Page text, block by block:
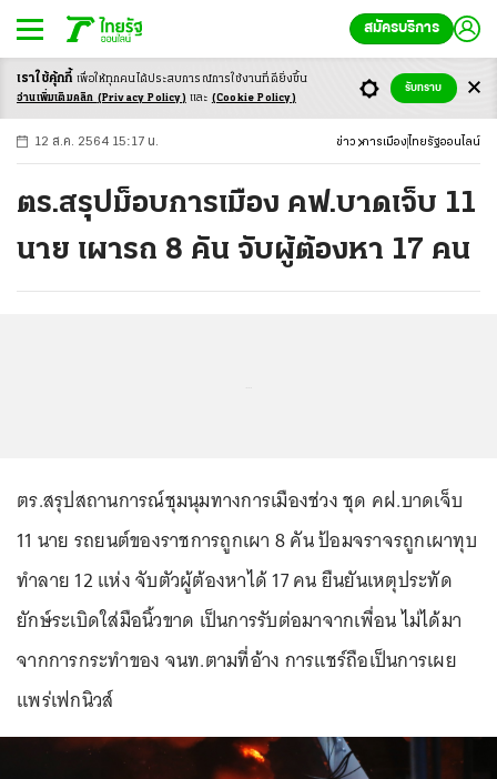
สมัครบริการ
-ก ก ก+
12 ส.ค. 2564 15:17 น. ข่าว การเมือง ไทยรัฐออนไลน์
ตร.สรุปม็อบการเมือง คฟ.บาดเจ็บ 11
นาย เผารถ 8 คัน จับผู้ต้องหา 17 คน
ตร.สรุปสถานการณ์ชุมนุมทางการเมืองช่วง ชุด คฝ.บาดเจ็บ
11 นาย รถยนต์ของราชการถูกเผา 8 คัน ป้อมจราจรถูกเผาทุบ
ทำลาย 12 แห่ง จับตัวผู้ต้องหาได้ 17 คน ยืนยันเหตุประทัด
ยักษ์ระเบิดใส่มือนิ้วขาด เป็นการรับต่อมาจากเพื่อน ไม่ได้มา
จากการกระทำของ จนท.ตามที่อ้าง การแชร์ถือเป็นการเผย
แพร่เฟกนิวส์
เราใช้คุ้กกี้ เพื่อให้ทุกคนได้ประสบการณ์การใช้งานที่ดียิ่งขึ้น
อ่านเพิ่มเติมคลิก (Privacy Policy) และ (Cookie Policy)
รับทราบ